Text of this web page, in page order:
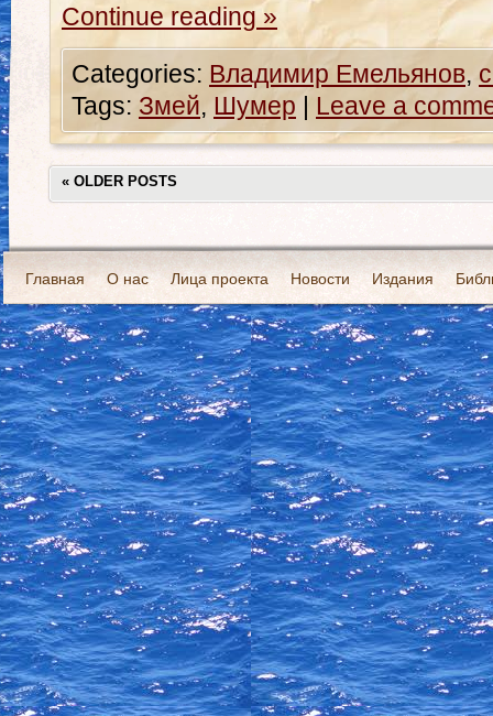
Continue reading »
Categories: Владимир Емельянов,
Tags: Змей, Шумер | Leave a
« OLDER POSTS
Главная О нас Лица проекта Новости Издания